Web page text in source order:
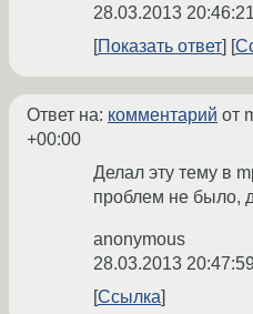
28.03.2013
Показать ответ
Ответ на: комментарий от
+00:00
Делал эту тему в
проблем не было,
anonymous
28.03.2013
Ссылка